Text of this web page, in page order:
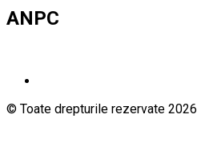
ANPC
© Toate drepturile rezervate 2026